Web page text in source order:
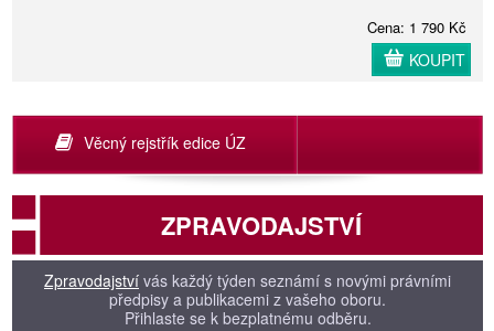
Cena: 1 790 Kč
KOUPIT
Věcný rejstřík edice ÚZ
ZPRAVODAJSTVÍ
Zpravodajství vás každý týden seznámí s novými právními
předpisy a publikacemi z vašeho oboru.
Přihlaste se k bezplatnému odběru.